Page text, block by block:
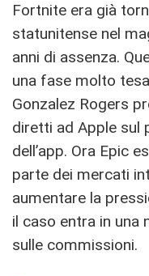
Fortnite era già
statunitense nel
anni di assenza.
una fase molto
Gonzalez Rogers
diretti ad Apple sul
dell’app. Ora Epic
parte dei mercati
aumentare la
il caso entra in una
sulle commissioni.